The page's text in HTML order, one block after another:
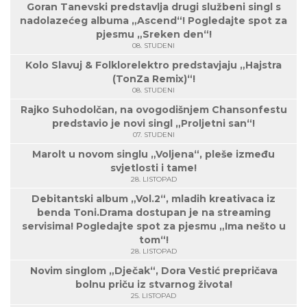
Goran Tanevski predstavlja drugi službeni singl s
nadolazećeg albuma „Ascend“! Pogledajte spot za
pjesmu „Sreken den“!
08. STUDENI
Kolo Slavuj & Folklorelektro predstavjaju „Hajstra
(TonZa Remix)“!
08. STUDENI
Rajko Suhodolčan, na ovogodišnjem Chansonfestu
predstavio je novi singl „Proljetni san“!
07. STUDENI
Marolt u novom singlu „Voljena“, pleše između
svjetlosti i tame!
28. LISTOPAD
Debitantski album „Vol.2“, mladih kreativaca iz
benda Toni.Drama dostupan je na streaming
servisima! Pogledajte spot za pjesmu „Ima nešto u
tom“!
28. LISTOPAD
Novim singlom „Dječak“, Dora Vestić prepričava
bolnu priču iz stvarnog života!
25. LISTOPAD